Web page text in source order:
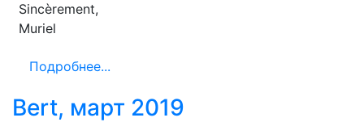
Sincèrement,
Muriel
Подробнее...
Bert, март 2019